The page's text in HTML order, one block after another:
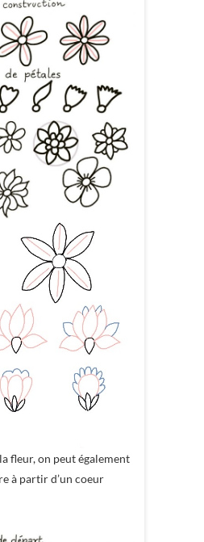
fleur, on peut également
à partir d’un coeur